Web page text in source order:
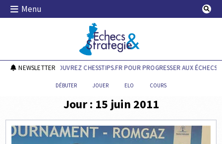
Skip
Menu
Echecs & Stratégie
NEWSLETTERDÉCOUVREZ CHESSTIPS.FR POUR PROGRESSER AUX ÉCHECS !
DÉBUTER JOUER ELO COURS
Jour : 15 juin 2011